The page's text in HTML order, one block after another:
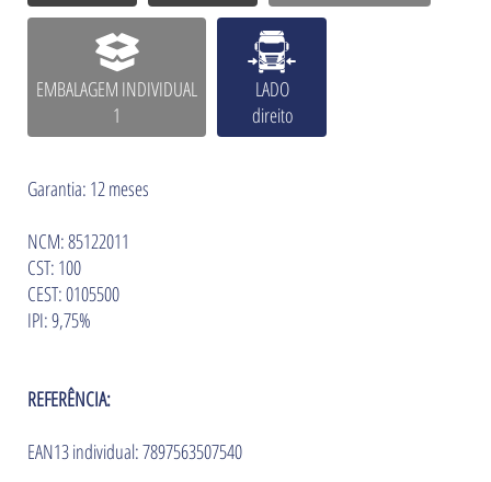
EMBALAGEM INDIVIDUAL
1
LADO
direito
Garantia: 12 meses
NCM: 85122011
CST: 100
CEST: 0105500
IPI: 9,75%
REFERÊNCIA:
EAN13 individual: 7897563507540